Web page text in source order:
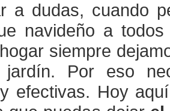
a dudas, cuando
navideño a
siempre
Por eso
efectivas. Hoy